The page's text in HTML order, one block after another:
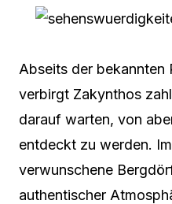
Abseits der bekannten
verbirgt Zakynthos
darauf warten, von
entdeckt zu werden.
verwunschene
authentischer